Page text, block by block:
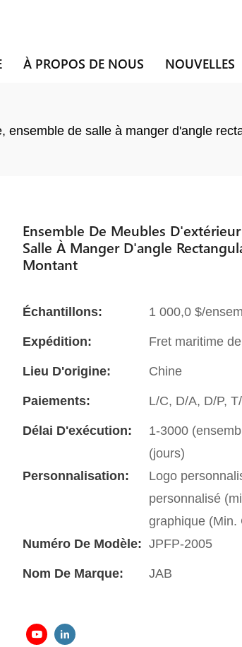
À PROPOS DE NOUS NOUVELLES
de salle à manger d'angle
Ensemble De Meubles
Salle À Manger D'angle
Montant
Échantillons: 1 000,0 $/
Expédition: Fret maritime
Lieu D'origine: Chine
Paiements: L/C, D/A, D/P,
Délai D'exécution:
1-3000
(jours)
Personnalisation:
Logo
personnalisé
graphique (Min.
Numéro De Modèle: JPFP-2005
Nom De Marque: JAB